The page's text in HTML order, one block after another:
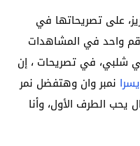
على تصريحاتها في
واحد في المشاهدات
شلبي، في تصريحات ، إن
يسرا نمبر وان وهتفضل نمر
يحب الطرف الأول، وأنا